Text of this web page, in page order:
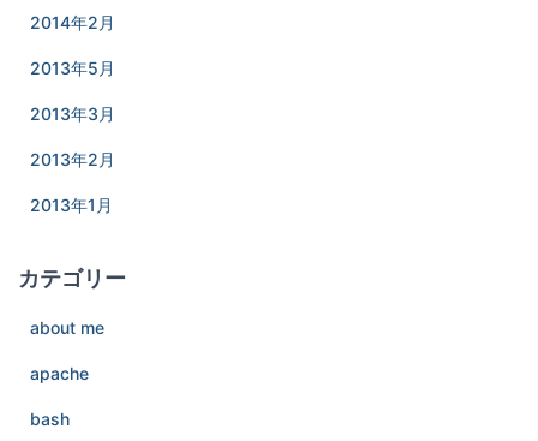
2014年2月
2013年5月
2013年3月
2013年2月
2013年1月
カテゴリー
about me
apache
bash